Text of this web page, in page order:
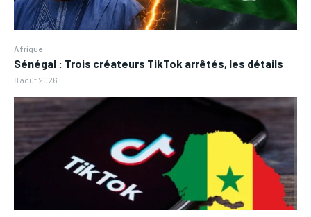
Afrique
Sénégal : Trois créateurs TikTok arrêtés, les détails
8 août 2026